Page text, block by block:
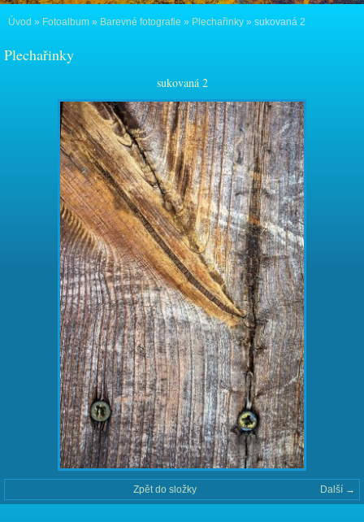
Úvod » Fotoalbum » Barevné fotografie » Plechařinky » sukovaná 2
Plechařinky
sukovaná 2
Další →
Zpět do složky